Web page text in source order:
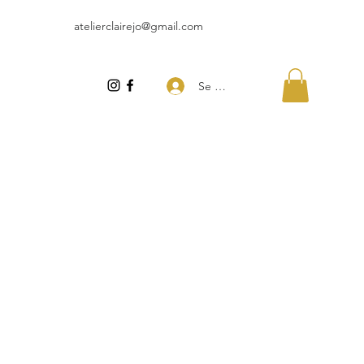
atelierclairejo@gmail.com
Se connecter